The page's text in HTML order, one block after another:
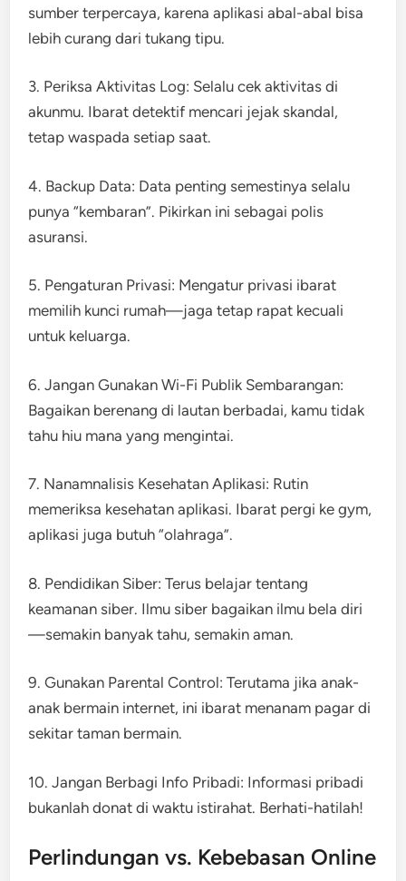
sumber terpercaya, karena aplikasi abal-abal bisa
lebih curang dari tukang tipu.
3. Periksa Aktivitas Log: Selalu cek aktivitas di
akunmu. Ibarat detektif mencari jejak skandal,
tetap waspada setiap saat.
4. Backup Data: Data penting semestinya selalu
punya “kembaran”. Pikirkan ini sebagai polis
asuransi.
5. Pengaturan Privasi: Mengatur privasi ibarat
memilih kunci rumah—jaga tetap rapat kecuali
untuk keluarga.
6. Jangan Gunakan Wi-Fi Publik Sembarangan:
Bagaikan berenang di lautan berbadai, kamu tidak
tahu hiu mana yang mengintai.
7. Nanamnalisis Kesehatan Aplikasi: Rutin
memeriksa kesehatan aplikasi. Ibarat pergi ke gym,
aplikasi juga butuh “olahraga”.
8. Pendidikan Siber: Terus belajar tentang
keamanan siber. Ilmu siber bagaikan ilmu bela diri
—semakin banyak tahu, semakin aman.
9. Gunakan Parental Control: Terutama jika anak-
anak bermain internet, ini ibarat menanam pagar di
sekitar taman bermain.
10. Jangan Berbagi Info Pribadi: Informasi pribadi
bukanlah donat di waktu istirahat. Berhati-hatilah!
Perlindungan vs. Kebebasan Online